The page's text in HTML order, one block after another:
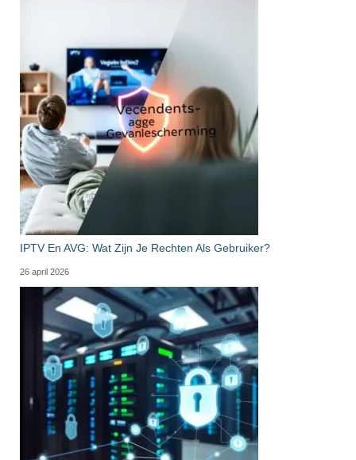
IPTV En AVG: Wat Zijn Je Rechten Als Gebruiker?
26 april 2026